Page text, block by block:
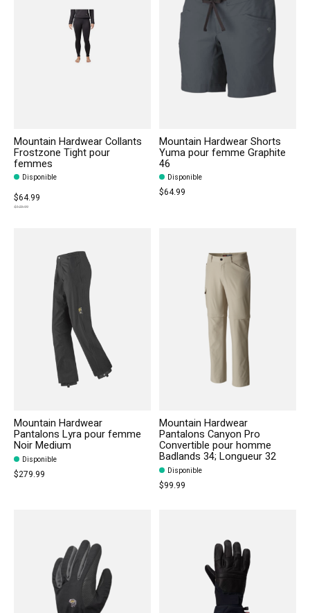
Mountain Hardwear Collants
Frostzone Tight pour
femmes
Disponible
$64.99
$129.99
Mountain Hardwear Shorts
Yuma pour femme Graphite
46
Disponible
$64.99
Mountain Hardwear
Pantalons Lyra pour femme
Noir Medium
Disponible
$279.99
Mountain Hardwear
Pantalons Canyon Pro
Convertible pour homme
Badlands 34; Longueur 32
Disponible
$99.99